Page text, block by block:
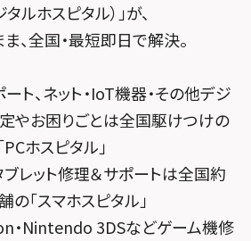
葉
森
馬
田
軒茶屋
都河原町
治槙島
丸
都宇治
知山
タルホスピタル）」が、
、全国・最短即日で解決。
ト、ネット・IoT機器・その他デジ
やお困りごとは全国駆けつけの
PCホスピタル」
ブレット修理＆サポートは全国約
の「スマホスピタル」
・Nintendo 3DSなどゲーム機修